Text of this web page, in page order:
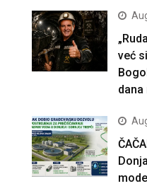
već
dana